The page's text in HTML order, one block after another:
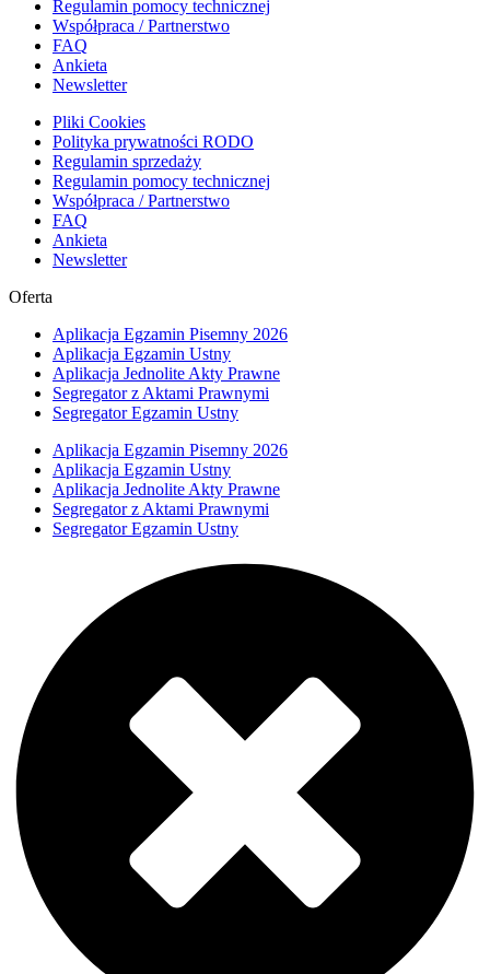
Regulamin pomocy technicznej
Współpraca / Partnerstwo
FAQ
Ankieta
Newsletter
Pliki Cookies
Polityka prywatności RODO
Regulamin sprzedaży
Regulamin pomocy technicznej
Współpraca / Partnerstwo
FAQ
Ankieta
Newsletter
Oferta
Aplikacja Egzamin Pisemny 2026
Aplikacja Egzamin Ustny
Aplikacja Jednolite Akty Prawne
Segregator z Aktami Prawnymi
Segregator Egzamin Ustny
Aplikacja Egzamin Pisemny 2026
Aplikacja Egzamin Ustny
Aplikacja Jednolite Akty Prawne
Segregator z Aktami Prawnymi
Segregator Egzamin Ustny